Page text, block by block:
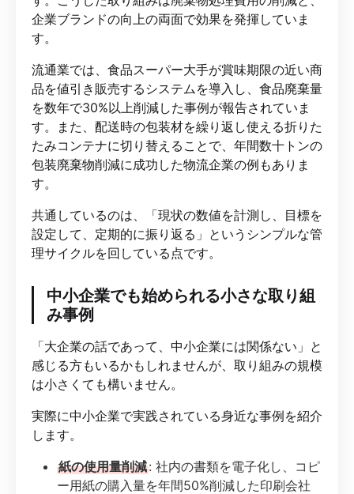
企業ブランドの向上の両面で効果を発揮していま
す。
流通業では、食品スーパー大手が賞味期限の近い商
品を値引き販売するシステムを導入し、食品廃棄量
を数年で30%以上削減した事例が報告されていま
す。また、配送時の包装材を繰り返し使える折りた
たみコンテナに切り替えることで、年間数十トンの
包装廃棄物削減に成功した物流企業の例もありま
す。
共通しているのは、「現状の数値を計測し、目標を
設定して、定期的に振り返る」というシンプルな管
理サイクルを回している点です。
中小企業でも始められる小さな取り組
み事例
「大企業の話であって、中小企業には関係ない」と
感じる方もいるかもしれませんが、取り組みの規模
は小さくても構いません。
実際に中小企業で実践されている身近な事例を紹介
します。
紙の使用量削減: 社内の書類を電子化し、コピ
ー用紙の購入量を年間50%削減した印刷会社